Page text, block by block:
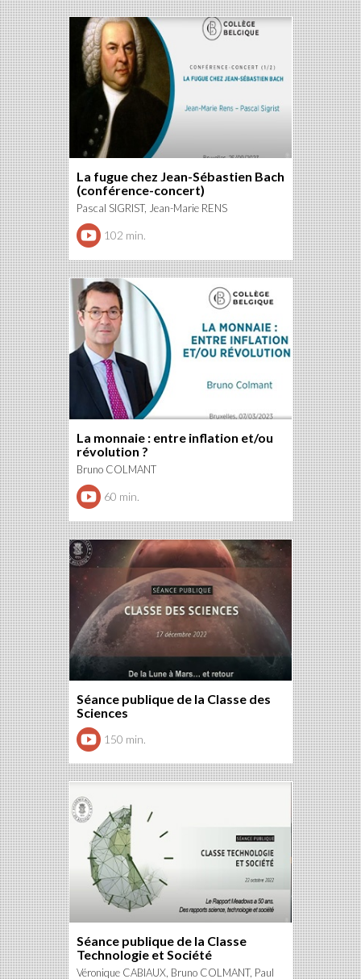
La fugue chez Jean-Sébastien Bach
(conférence-concert)
Pascal SIGRIST, Jean-Marie RENS
102 min.
La monnaie : entre inflation et/ou
révolution ?
Bruno COLMANT
60 min.
Séance publique de la Classe des
Sciences
150 min.
Séance publique de la Classe
Technologie et Société
Véronique CABIAUX, Bruno COLMANT, Paul